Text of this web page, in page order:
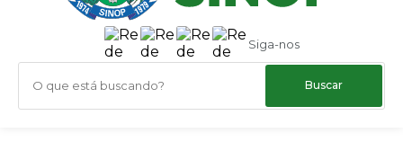
Siga-nos
O que está buscando?